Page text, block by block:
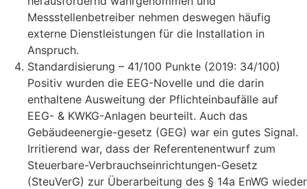
Messstellenbetreiber nehmen deswegen häufig
externe Dienstleistungen für die Installation in
Anspruch.
Standardisierung – 41/100 Punkte (2019: 34/100)
Positiv wurden die EEG-Novelle und die darin
enthaltene Ausweitung der Pflichteinbaufälle auf
EEG- & KWKG-Anlagen beurteilt. Auch das
Gebäudeenergie-gesetz (GEG) war ein gutes Signal.
Irritierend war, dass der Referentenentwurf zum
Steuerbare-Verbrauchseinrichtungen-Gesetz
(SteuVerG) zur Überarbeitung des § 14a EnWG wieder